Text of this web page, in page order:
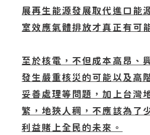
展再生能源發展取代進口能
室效應氣體排放才真正有可
至於核電，不但成本高昂、
發生嚴重核災的可能以及高
妥善處理等問題，加上台灣
繁，地狹人稠，不應該為了
利益賭上全民的未來。